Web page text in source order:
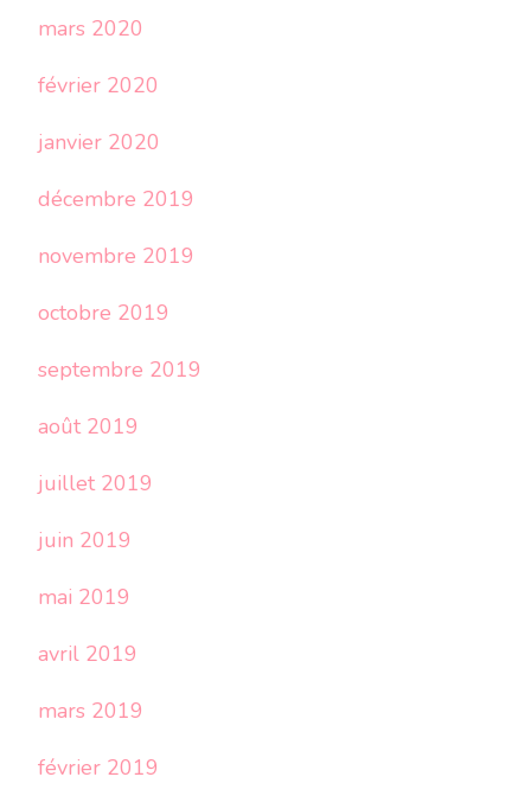
mars 2020
février 2020
janvier 2020
décembre 2019
novembre 2019
octobre 2019
septembre 2019
août 2019
juillet 2019
juin 2019
mai 2019
avril 2019
mars 2019
février 2019